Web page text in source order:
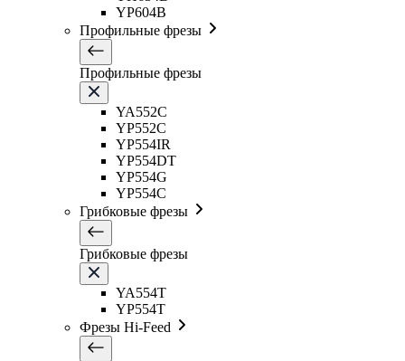
YP604B
Профильные фрезы
Профильные фрезы
YA552C
YP552C
YP554IR
YP554DT
YP554G
YP554C
Грибковые фрезы
Грибковые фрезы
YA554T
YP554T
Фрезы Hi-Feed